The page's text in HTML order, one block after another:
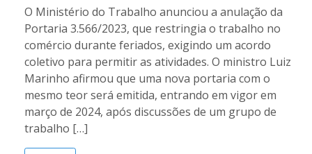
O Ministério do Trabalho anunciou a anulação da
Portaria 3.566/2023, que restringia o trabalho no
comércio durante feriados, exigindo um acordo
coletivo para permitir as atividades. O ministro Luiz
Marinho afirmou que uma nova portaria com o
mesmo teor será emitida, entrando em vigor em
março de 2024, após discussões de um grupo de
trabalho […]